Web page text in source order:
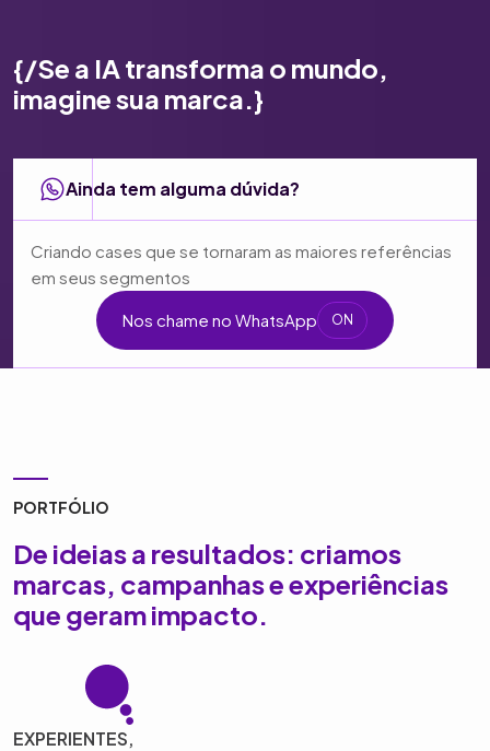
{/Se a IA transforma o mundo,
imagine sua marca.}
Ainda tem alguma dúvida?
Criando cases que se tornaram as maiores referências
em seus segmentos
Nos chame no WhatsApp ON
PORTFÓLIO
De ideias a resultados: criamos
marcas, campanhas e experiências
que geram impacto.
EXPERIENTES,